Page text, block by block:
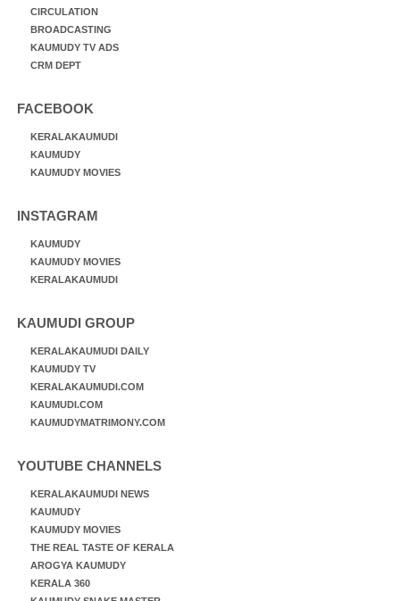
CIRCULATION
BROADCASTING
KAUMUDY TV ADS
CRM DEPT
FACEBOOK
KERALAKAUMUDI
KAUMUDY
KAUMUDY MOVIES
INSTAGRAM
KAUMUDY
KAUMUDY MOVIES
KERALAKAUMUDI
KAUMUDI GROUP
KERALAKAUMUDI DAILY
KAUMUDY TV
KERALAKAUMUDI.COM
KAUMUDI.COM
KAUMUDYMATRIMONY.COM
YOUTUBE CHANNELS
KERALAKAUMUDI NEWS
KAUMUDY
KAUMUDY MOVIES
THE REAL TASTE OF KERALA
AROGYA KAUMUDY
KERALA 360